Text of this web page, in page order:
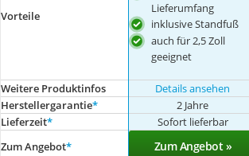
Vorteile
Lieferumfang
inklusive Standfuß
auch für 2,5 Zoll
geeignet
Weitere Produktinfos Details ansehen
Herstellergarantie* 2 Jahre
Lieferzeit* Sofort lieferbar
Zum Angebot* Zum Angebot »